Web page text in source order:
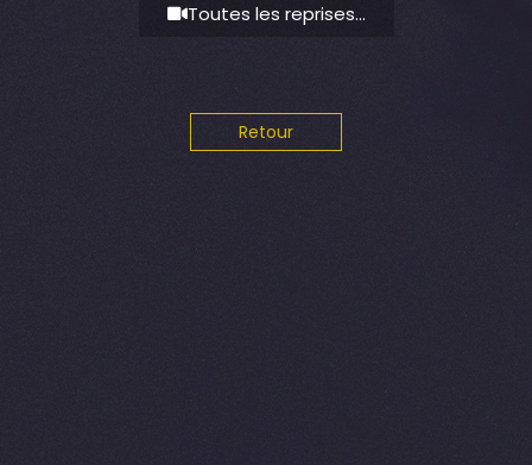
Toutes les reprises...
Retour